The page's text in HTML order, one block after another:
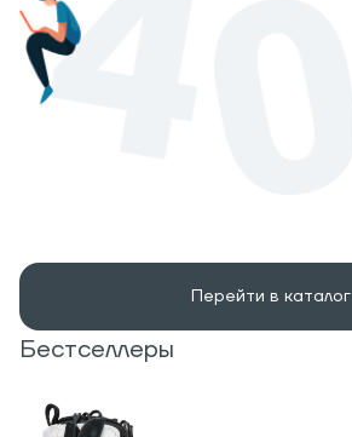
Перейти в каталог
Бестселлеры